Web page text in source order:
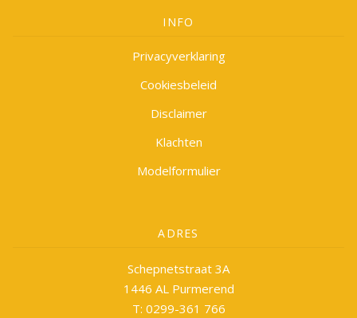
INFO
Privacyverklaring
Cookiesbeleid
Disclaimer
Klachten
Modelformulier
ADRES
Schepnetstraat 3A
1446 AL Purmerend
T: 0299-361 766